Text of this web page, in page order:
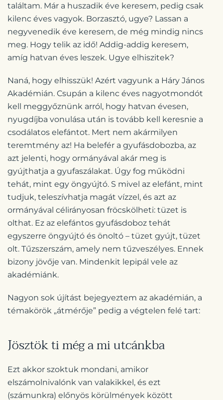
találtam. Már a huszadik éve keresem, pedig csak
kilenc éves vagyok. Borzasztó, ugye? Lassan a
negyvenedik éve keresem, de még mindig nincs
meg. Hogy telik az idő! Addig-addig keresem,
amíg hatvan éves leszek. Ugye elhiszitek?
Naná, hogy elhisszük! Azért vagyunk a Háry János
Akadémián. Csupán a kilenc éves nagyotmondót
kell meggyőznünk arról, hogy hatvan évesen,
nyugdíjba vonulása után is tovább kell keresnie a
csodálatos elefántot. Mert nem akármilyen
teremtmény az! Ha belefér a gyufásdobozba, az
azt jelenti, hogy ormányával akár meg is
gyújthatja a gyufaszálakat. Úgy fog működni
tehát, mint egy öngyújtó. S mivel az elefánt, mint
tudjuk, teleszívhatja magát vízzel, és azt az
ormányával célirányosan fröcskölheti: tüzet is
olthat. Ez az elefántos gyufásdoboz tehát
egyszerre öngyújtó és önoltó – tüzet gyújt, tüzet
olt. Tűzszerszám, amely nem tűzveszélyes. Ennek
bizony jövője van. Mindenkit lepipál vele az
akadémiánk.
Nagyon sok újítást bejegyeztem az akadémián, a
témakörök „átmérője” pedig a végtelen felé tart:
Jösztök ti még a mi utcánkba
Ezt akkor szoktuk mondani, amikor
elszámolnivalónk van valakikkel, és ezt
(számunkra) előnyös körülmények között